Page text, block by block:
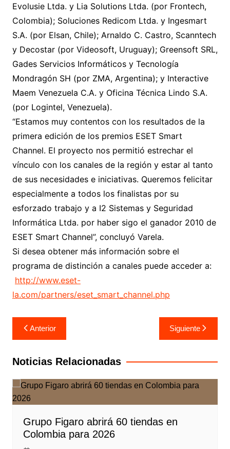
Evolusie Ltda. y Lia Solutions Ltda. (por Frontech,
Colombia); Soluciones Redicom Ltda. y Ingesmart
S.A. (por Elsan, Chile); Arnaldo C. Castro, Scanntech
y Decostar (por Videosoft, Uruguay); Greensoft SRL,
Gades Servicios Informáticos y Tecnología
Mondragón SH (por ZMA, Argentina); y Interactive
Maem Venezuela C.A. y Oficina Técnica Lindo S.A.
(por Logintel, Venezuela).
“Estamos muy contentos con los resultados de la
primera edición de los premios ESET Smart
Channel. El proyecto nos permitió estrechar el
vínculo con los canales de la región y estar al tanto
de sus necesidades e iniciativas. Queremos felicitar
especialmente a todos los finalistas por su
esforzado trabajo y a I2 Sistemas y Seguridad
Informática Ltda. por haber sigo el ganador 2010 de
ESET Smart Channel”, concluyó Varela.
Si desea obtener más información sobre el
programa de distinción a canales puede acceder a:
http://www.eset-
la.com/partners/eset_smart_channel.php
Navegación
de
entradas
Anterior Siguiente
Noticias Relacionadas
Grupo Figaro abrirá 60 tiendas en
Colombia para 2026